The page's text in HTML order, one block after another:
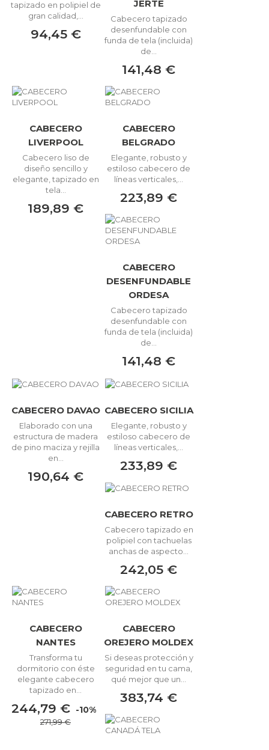
tapizado en polipiel de
gran calidad,...
94,45 €
JERTE
Cabecero tapizado
desenfundable con
funda de tela (incluida)
de...
141,48 €
CABECERO
LIVERPOOL
Cabecero liso de
diseño sencillo y
elegante, tapizado en
tela...
189,89 €
CABECERO
BELGRADO
Elegante, robusto y
estiloso cabecero de
líneas verticales,...
223,89 €
CABECERO
DESENFUNDABLE
ORDESA
Cabecero tapizado
desenfundable con
funda de tela (incluida)
de...
141,48 €
CABECERO DAVAO
Elaborado con una
estructura de madera
de pino maciza y rejilla
en...
190,64 €
CABECERO SICILIA
Elegante, robusto y
estiloso cabecero de
líneas verticales,...
233,89 €
CABECERO RETRO
Cabecero tapizado en
polipiel con tachuelas
anchas de aspecto...
242,05 €
CABECERO
NANTES
Transforma tu
dormitorio con éste
elegante cabecero
tapizado en...
244,79 € -10%
271,99 €
CABECERO
OREJERO MOLDEX
Si deseas protección y
seguridad en tu cama,
qué mejor que un...
383,74 €